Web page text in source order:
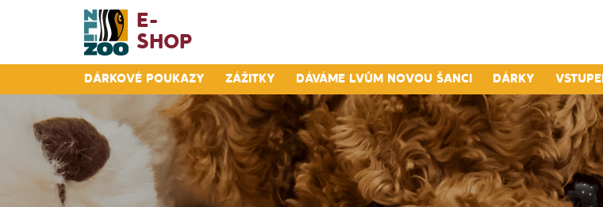
E-
Shop
Dárkové poukazy Zážitky Dáváme lvům novou šanci Dárky